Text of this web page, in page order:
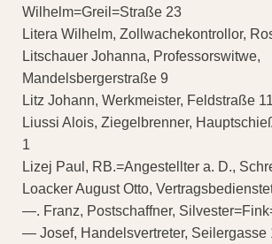
Wilhelm=Greil=Straße 23
Litera Wilhelm, Zollwachekontrollor,
Litschauer Johanna, Professorswitwe,
Mandelsbergerstraße 9
Litz Johann, Werkmeister, Feldstraße
Liussi Alois, Ziegelbrenner,
1
Lizej Paul, RB.=Angestellter a. D.,
Loacker August Otto,
—. Franz, Postschaffner,
— Josef, Handelsvertreter, Seilergasse